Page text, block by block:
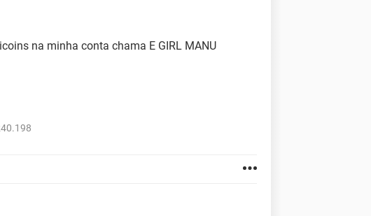
na minha conta chama E GIRL MANU